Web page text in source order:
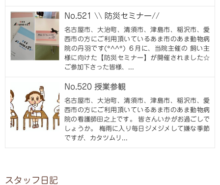
No.521 \\ 防災セミナー//
名古屋市、大治町、清須市、津島市、稲沢市、愛
西市の方にご利用頂いているあま市のあま動物病
院の丹羽です(*^^*) ６月に、当院主催の 飼い主
様に向けた【防災セミナー】が開催されました☆
ご参加下さった皆様、...
No.520 授業参観
名古屋市、大治町、清須市、津島市、稲沢市、愛
西市の方にご利用頂いているあま市のあま動物病
院の看護師田之上です。 皆さんいかがお過ごしで
しょうか。 梅雨に入り毎日ジメジメして嫌な季節
ですが、カタツムリ...
スタッフ日記